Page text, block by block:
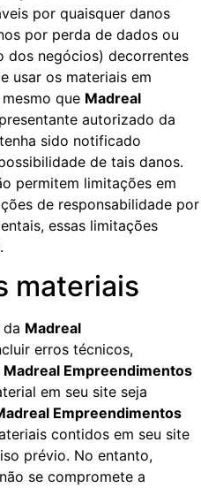
por quaisquer danos
por perda de dados ou
dos negócios) decorrentes
usar os materiais em
mesmo que Madreal
autorizado da
tenha sido notificado
de tais danos.
permitem limitações em
de responsabilidade por
essas limitações
materiais
Madreal
erros técnicos,
Madreal Empreendimentos
em seu site seja
Empreendimentos
contidos em seu site
prévio. No entanto,
não se compromete a